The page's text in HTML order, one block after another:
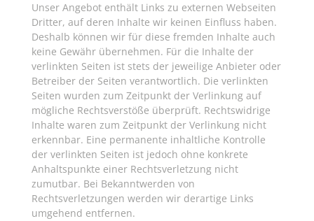
Unser Angebot enthält Links zu externen Webseiten
Dritter, auf deren Inhalte wir keinen Einfluss haben.
Deshalb können wir für diese fremden Inhalte auch
keine Gewähr übernehmen. Für die Inhalte der
verlinkten Seiten ist stets der jeweilige Anbieter oder
Betreiber der Seiten verantwortlich. Die verlinkten
Seiten wurden zum Zeitpunkt der Verlinkung auf
mögliche Rechtsverstöße überprüft. Rechtswidrige
Inhalte waren zum Zeitpunkt der Verlinkung nicht
erkennbar. Eine permanente inhaltliche Kontrolle
der verlinkten Seiten ist jedoch ohne konkrete
Anhaltspunkte einer Rechtsverletzung nicht
zumutbar. Bei Bekanntwerden von
Rechtsverletzungen werden wir derartige Links
umgehend entfernen.